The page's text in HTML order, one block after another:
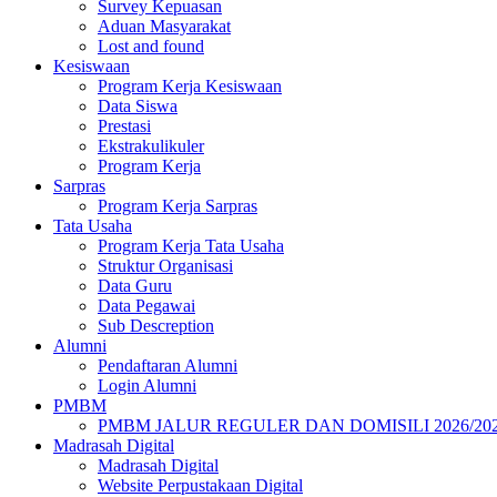
Survey Kepuasan
Aduan Masyarakat
Lost and found
Kesiswaan
Program Kerja Kesiswaan
Data Siswa
Prestasi
Ekstrakulikuler
Program Kerja
Sarpras
Program Kerja Sarpras
Tata Usaha
Program Kerja Tata Usaha
Struktur Organisasi
Data Guru
Data Pegawai
Sub Descreption
Alumni
Pendaftaran Alumni
Login Alumni
PMBM
PMBM JALUR REGULER DAN DOMISILI 2026/
Madrasah Digital
Madrasah Digital
Website Perpustakaan Digital